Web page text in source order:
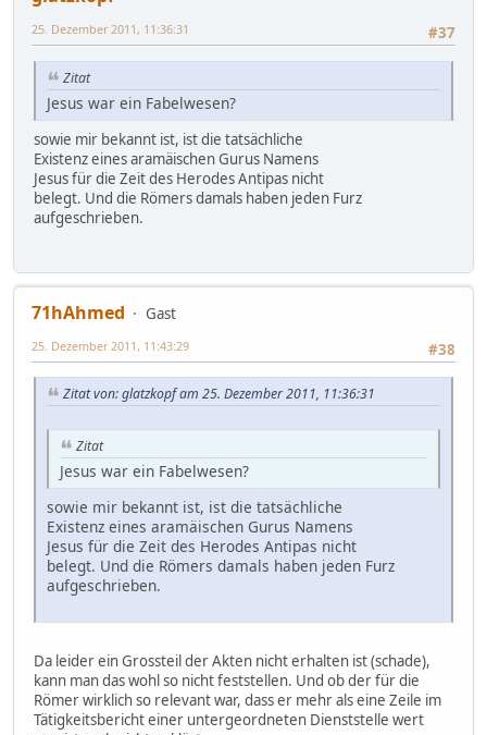
#37
25. Dezember 2011, 11:36:31
Zitat
Jesus war ein Fabelwesen?
sowie mir bekannt ist, ist die tatsächliche
Existenz eines aramäischen Gurus Namens
Jesus für die Zeit des Herodes Antipas nicht
belegt. Und die Römers damals haben jeden Furz
aufgeschrieben.
71hAhmed
Gast
#38
25. Dezember 2011, 11:43:29
Zitat von: glatzkopf am 25. Dezember 2011, 11:36:31
Zitat
Jesus war ein Fabelwesen?
sowie mir bekannt ist, ist die tatsächliche
Existenz eines aramäischen Gurus Namens
Jesus für die Zeit des Herodes Antipas nicht
belegt. Und die Römers damals haben jeden Furz
aufgeschrieben.
Da leider ein Grossteil der Akten nicht erhalten ist (schade),
kann man das wohl so nicht feststellen. Und ob der für die
Römer wirklich so relevant war, dass er mehr als eine Zeile im
Tätigkeitsbericht einer untergeordneten Dienststelle wert